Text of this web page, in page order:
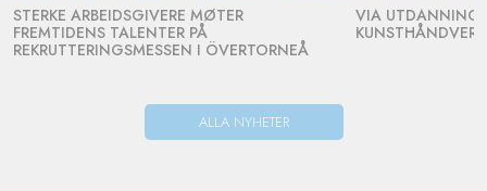
STERKE ARBEIDSGIVERE MØTER
FREMTIDENS TALENTER PÅ
REKRUTTERINGSMESSEN I ÖVERTORNEÅ
VIA UTDANNING
ALLA NYHETER